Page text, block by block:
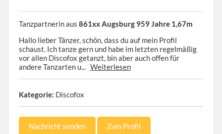
Tanzpartnerin aus 861xx Augsburg 959 Jahre 1,67m
Hallo lieber Tänzer, schön, dass du auf mein Profil
schaust. Ich tanze gern und habe im letzten regelmäßig
vor allen Discofox getanzt, bin aber auch offen für
andere Tanzarten u... Weiterlesen
Kategorie: Discofox
Nachricht senden Zum Profil